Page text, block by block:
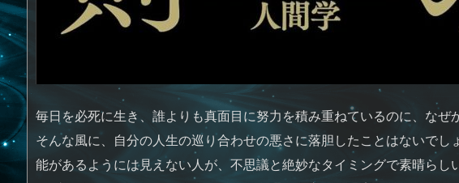
毎日を必死に生き、誰よりも真面目に努力を積み重ねているのに、なぜ
そんな風に、自分の人生の巡り合わせの悪さに落胆したことはないで
能があるようには見えない人が、不思議と絶妙なタイミングで素晴ら